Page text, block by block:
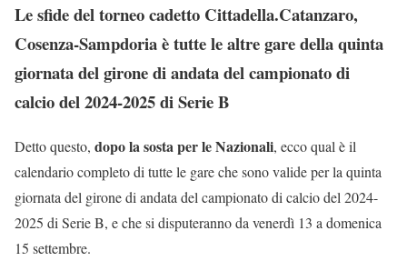
Le sfide del torneo cadetto Cittadella.Catanzaro,
Cosenza-Sampdoria è tutte le altre gare della quinta
giornata del girone di andata del campionato di
calcio del 2024-2025 di Serie B
Detto questo, dopo la sosta per le Nazionali, ecco qual è il
calendario completo di tutte le gare che sono valide per la quinta
giornata del girone di andata del campionato di calcio del 2024-
2025 di Serie B, e che si disputeranno da venerdì 13 a domenica
15 settembre.